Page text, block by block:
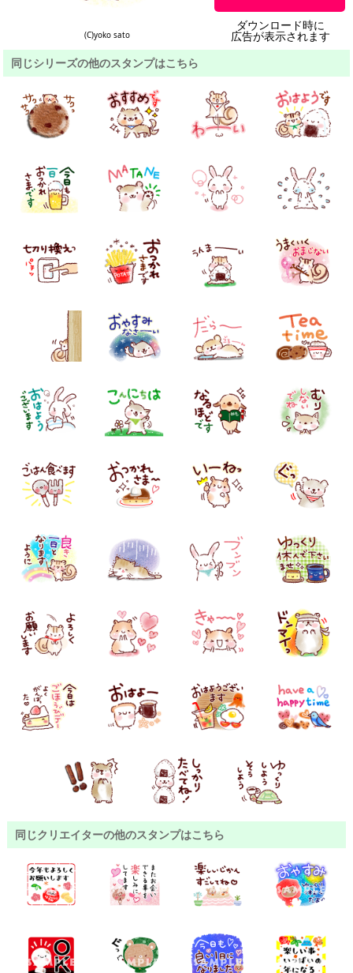
(C)yoko sato
ダウンロード時に
広告が表示されます
同じシリーズの他のスタンプはこちら
同じクリエイターの他のスタンプはこちら